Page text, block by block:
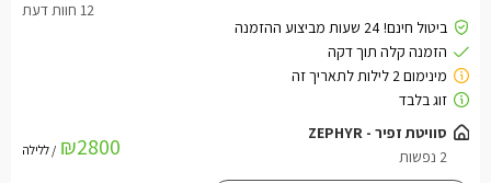
סוויטת זפיר - ZEPHYR
2 נפשות
₪2800 / ללילה